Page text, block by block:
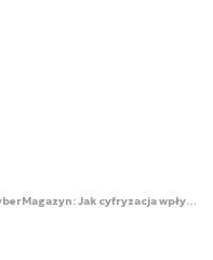
#CyberMagazyn: Jak cyfryzacja wpływa na cyberbezpieczeństwo w Norwegii?